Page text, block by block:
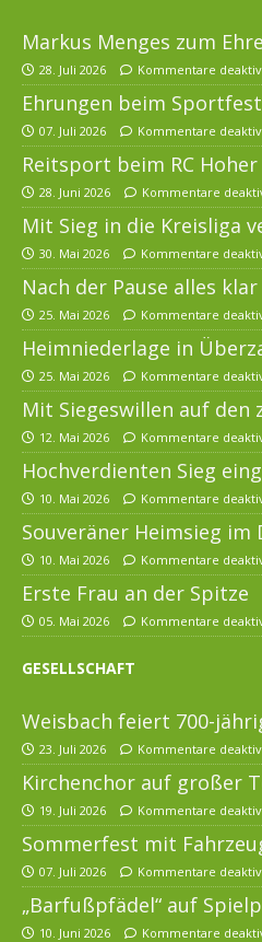
Markus Menges zum
28. Juli 2026 Kommentare
Ehrungen beim
07. Juli 2026 Kommentare
Reitsport beim RC
28. Juni 2026 Kommentare
Mit Sieg in die Kreisliga
30. Mai 2026 Kommentare
Nach der Pause alles
25. Mai 2026 Kommentare
Heimniederlage in
25. Mai 2026 Kommentare
Mit Siegeswillen auf den
12. Mai 2026 Kommentare
Hochverdienten Sieg
10. Mai 2026 Kommentare
Souveräner Heimsieg im
10. Mai 2026 Kommentare
Erste Frau an der Spitze
05. Mai 2026 Kommentare
GESELLSCHAFT
Weisbach feiert 700-
23. Juli 2026 Kommentare
Kirchenchor auf großer
19. Juli 2026 Kommentare
Sommerfest mit
07. Juli 2026 Kommentare
„Barfußpfädel“ auf
10. Juni 2026 Kommentare